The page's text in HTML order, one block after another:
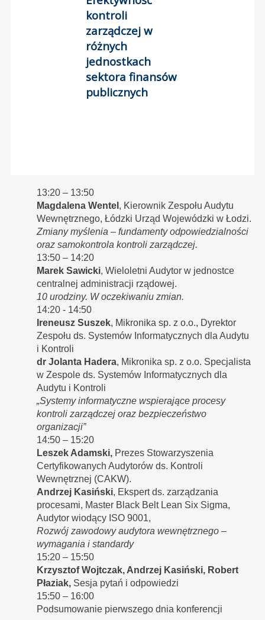
kontroli
zarządczej w
różnych
jednostkach
sektora finansów
publicznych
13:20 – 13:50
Magdalena Wentel , Kierownik Zespołu Audytu
Wewnętrznego, Łódzki Urząd Wojewódzki w Łodzi.
Zmiany myślenia – fundamenty odpowiedzialności
oraz samokontrola kontroli zarządczej.
13:50 – 14:20
Marek Sawicki, Wieloletni Audytor w jednostce
centralnej administracji rządowej.
10 urodziny. W oczekiwaniu zmian.
14:20 - 14:50
Ireneusz Suszek, Mikronika sp. z o.o., Dyrektor
Zespołu ds. Systemów Informatycznych dla Audytu
i Kontroli
dr Jolanta Hadera, Mikronika sp. z o.o. Specjalista
w Zespole ds. Systemów Informatycznych dla
Audytu i Kontroli
„Systemy informatyczne wspierające procesy
kontroli zarządczej oraz bezpieczeństwo
organizacji”
14:50 – 15:20
Leszek Adamski, Prezes Stowarzyszenia
Certyfikowanych Audytorów ds. Kontroli
Wewnętrznej (CAKW).
Andrzej Kasiński, Ekspert ds. zarządzania
procesami, Master Black Belt Lean Six Sigma,
Audytor wiodący ISO 9001,
Rozwój zawodowy audytora wewnętrznego –
wymagania i standardy
15:20 – 15:50
Krzysztof Wojtczak, Andrzej Kasiński, Robert
Płaziak, Sesja pytań i odpowiedzi
15:50 – 16:00
Podsumowanie pierwszego dnia konferencji